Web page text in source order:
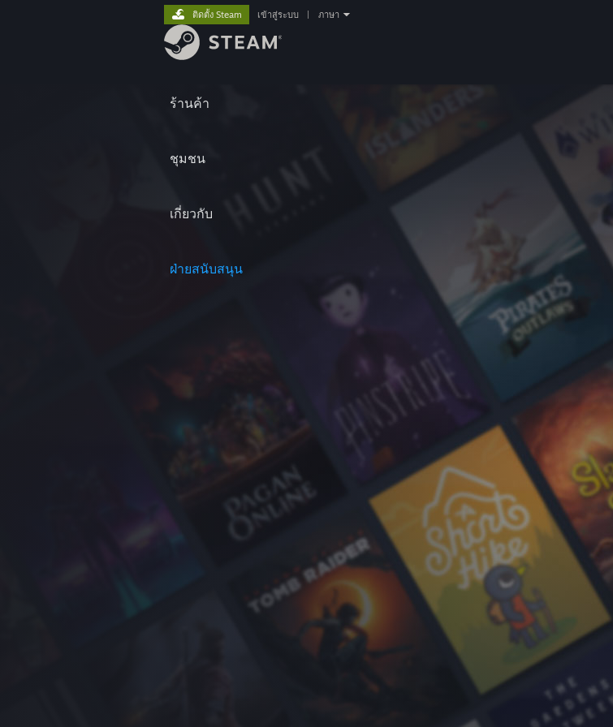
ร้านค้า
ชุมชน
เกี่ยวกับ
ฝ่ายสนับสนุน
ติดตั้ง Steam เข้าสู่ระบบ ภาษา